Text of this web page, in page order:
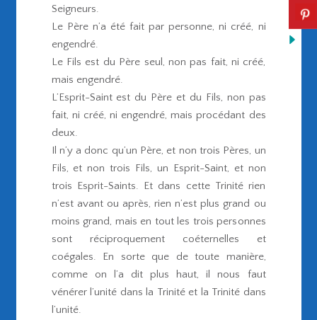
Seigneurs.
Le Père n’a été fait par personne, ni créé, ni
engendré.
Le Fils est du Père seul, non pas fait, ni créé,
mais engendré.
L’Esprit-Saint est du Père et du Fils, non pas
fait, ni créé, ni engendré, mais procédant des
deux.
Il n’y a donc qu’un Père, et non trois Pères, un
Fils, et non trois Fils, un Esprit-Saint, et non
trois Esprit-Saints. Et dans cette Trinité rien
n’est avant ou après, rien n’est plus grand ou
moins grand, mais en tout les trois personnes
sont réciproquement coéternelles et
coégales. En sorte que de toute manière,
comme on l’a dit plus haut, il nous faut
vénérer l’unité dans la Trinité et la Trinité dans
l’unité.